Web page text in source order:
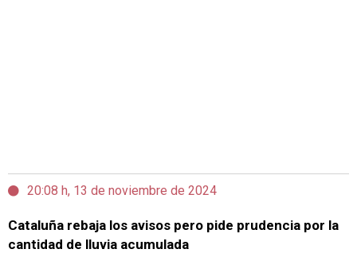
20:08 h, 13 de noviembre de 2024
Cataluña rebaja los avisos pero pide prudencia por la
cantidad de lluvia acumulada